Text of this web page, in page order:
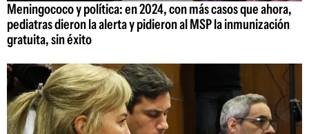
Meningococo y política: en 2024, con más casos que ahora,
pediatras dieron la alerta y pidieron al MSP la inmunización
gratuita, sin éxito